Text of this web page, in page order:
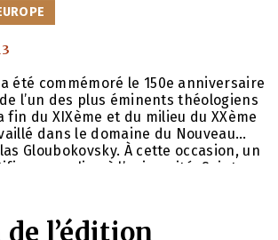
été commémoré le 150e anniversaire
l’un des plus éminents théologiens
fin du XIXème et du milieu du XXème
dans le domaine du Nouveau
Gloubokovsky. À cette occasion, un
a eu lieu à l’université Saint-
l’édition